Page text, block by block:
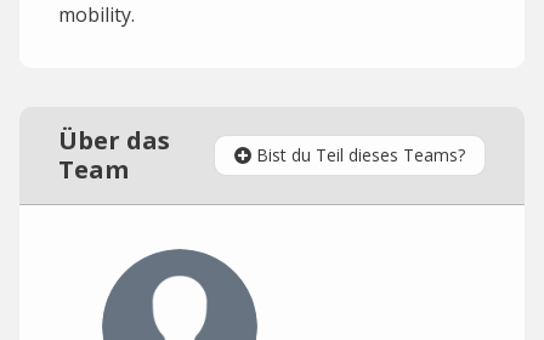
mobility.
Über das
Team
Bist du Teil dieses Teams?